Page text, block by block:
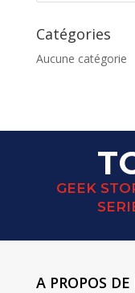
Catégories
Aucune catégorie
GEEK
A PROPOS